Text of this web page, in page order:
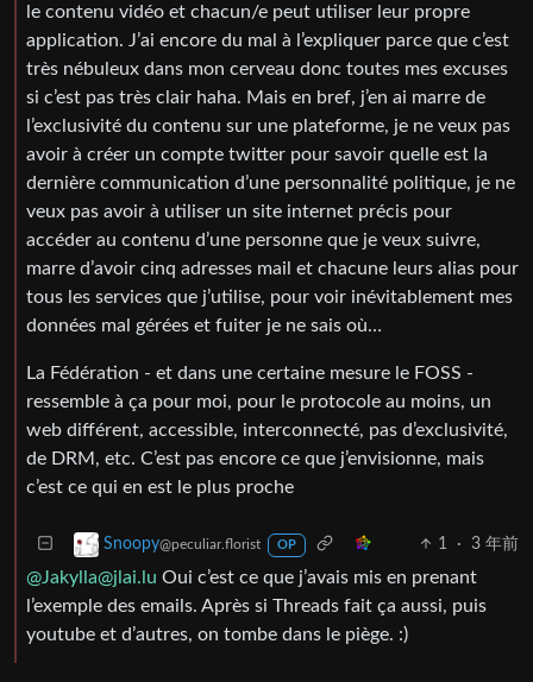
le contenu vidéo et chacun/e peut utiliser leur propre
application. J’ai encore du mal à l’expliquer parce que c’est
très nébuleux dans mon cerveau donc toutes mes excuses
si c’est pas très clair haha. Mais en bref, j’en ai marre de
l’exclusivité du contenu sur une plateforme, je ne veux pas
avoir à créer un compte twitter pour savoir quelle est la
dernière communication d’une personnalité politique, je ne
veux pas avoir à utiliser un site internet précis pour
accéder au contenu d’une personne que je veux suivre,
marre d’avoir cinq adresses mail et chacune leurs alias pour
tous les services que j’utilise, pour voir inévitablement mes
données mal gérées et fuiter je ne sais où…
La Fédération - et dans une certaine mesure le FOSS -
ressemble à ça pour moi, pour le protocole au moins, un
web différent, accessible, interconnecté, pas d’exclusivité,
de DRM, etc. C’est pas encore ce que j’envisionne, mais
c’est ce qui en est le plus proche
Snoopy@peculiar.florist OP 1 · 3 年前
@Jakylla@jlai.lu Oui c’est ce que j’avais mis en prenant
l’exemple des emails. Après si Threads fait ça aussi, puis
youtube et d’autres, on tombe dans le piège. :)